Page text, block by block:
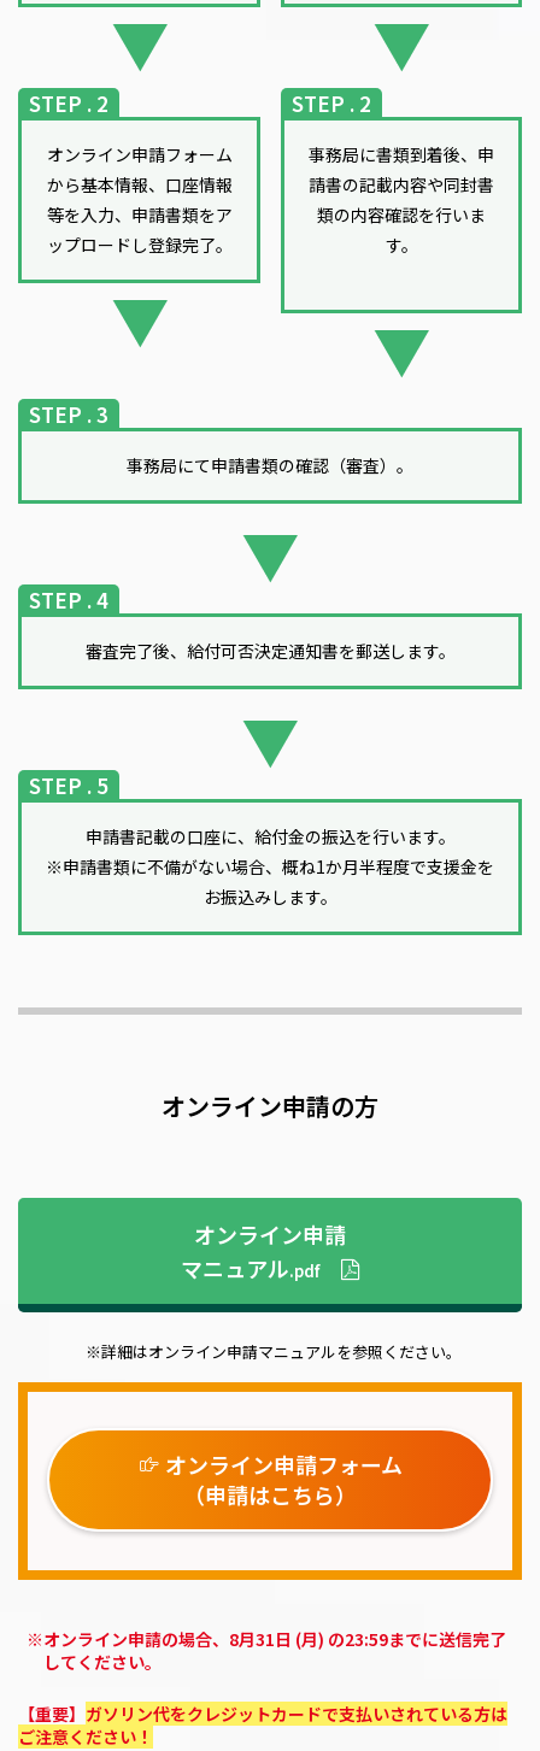
STEP . 2
オンライン申請フォーム
から基本情報、口座情報
等を入力、 申請書類をア
ップロードし登録完了。
STEP . 2
事務局に書類到着後、申
請書の記載内容や同封書
類の内容確認を行いま
す。
STEP . 3
事務局にて申請書類の確認（審査）。
STEP . 4
審査完了後、給付可否決定通知書を郵送します。
STEP . 5
申請書記載の口座に、給付金の振込を行います。
※申請書類に不備がない場合、概ね1か月半程度で支援金を
お振込みします。
オンライン申請の方
オンライン申請
マニュアル.pdf
※詳細はオンライン申請マニュアルを参照ください。
オンライン申請フォーム
（申請はこちら）
※オンライン申請の場合、8月31日 (月) の23:59までに送信完了
してください。
【重要】 ガソリン代をクレジットカードで支払いされている方は
ご注意ください！